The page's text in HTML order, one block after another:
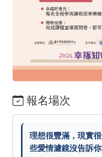
報名場次
理想很豐滿，現實
些愛情濾鏡沒告訴